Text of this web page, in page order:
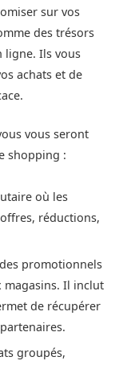
sur vos
des trésors
ligne. Ils vous
achats et de
vous seront
shopping :
où les
réductions,
promotionnels
Il inclut
de récupérer
groupés,